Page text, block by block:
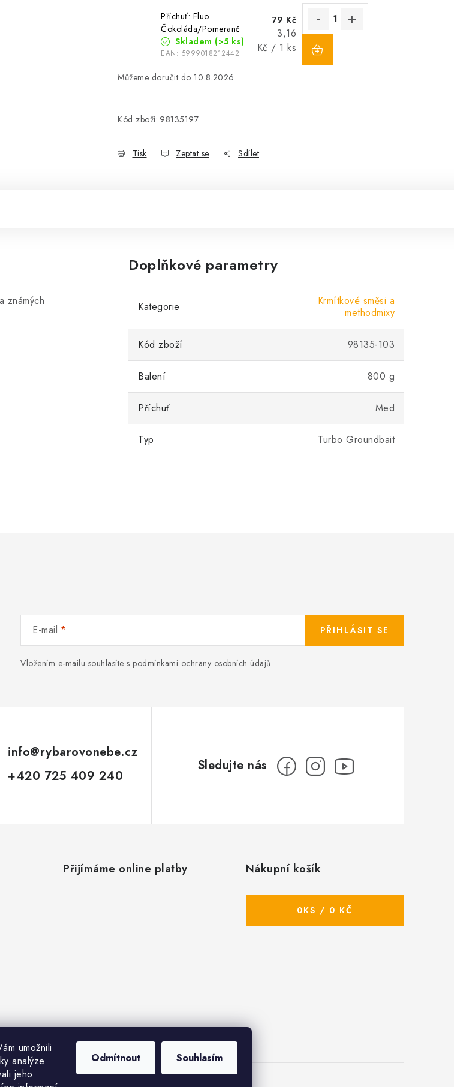
umožnili
analýze
jeho
Odmítnout Souhlasím
Příchuť: Fluo
Čokoláda/Pomeranč
Skladem (>5 ks)
EAN: 5999018212442
79 Kč
Měrná
cena:
3,16
Kč / 1 ks
10.8.2026
Kód zboží: 98135197
Tisk Zeptat se Sdílet
známých
Doplňkové parametry
Kategorie
Krmítkové směsi a
methodmixy
Kód zboží 98135-103
Balení 800 g
Příchuť Med
Typ Turbo Groundbait
E-mail
Vložením e-mailu souhlasíte s podmínkami ochrany osobních údajů
PŘIHLÁSIT SE
info@rybarovonebe.cz
+420 725 409 240
Přijímáme online platby Nákupní košík
0KS / 0 KČ